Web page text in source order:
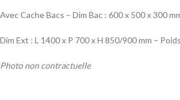
Avec Cache Bacs – Dim Bac : 600 x 500 x 300
Dim Ext : L 1400 x P 700 x H 850/900 mm –
Photo non contractuelle